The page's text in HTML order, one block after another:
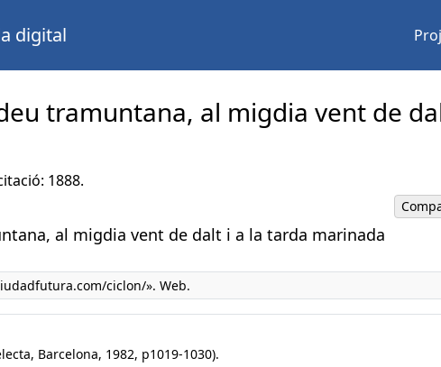
digital
tramuntana, al migdia vent de
1888.
al migdia vent de dalt i a la tarda marinada
ciclon/». Web.
Barcelona, 1982, p1019-1030).